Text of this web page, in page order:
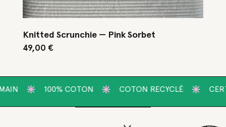
Knitted Scrunchie — Pink Sorbet
49,00 €
100% COTON COTON RECYCLÉ CERTIFIÉ